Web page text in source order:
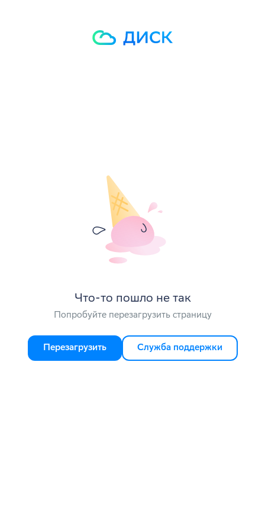
Что-то пошло не так
Попробуйте перезагрузить страницу
Перезагрузить Служба поддержки